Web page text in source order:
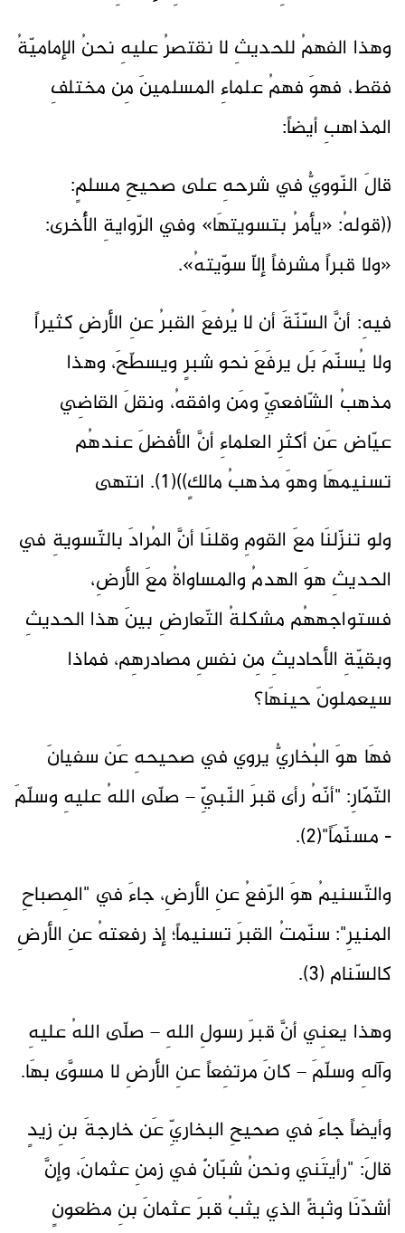
وهذا الفهمُ للحديثِ لا نقتصرُ عليهِ نحنُ الإماميّةُ
فقط، فهوَ فهمُ علماءِ المسلمينَ مِن مختلفِ
المذاهبِ أيضاً:
قالَ النّوويُّ في شرحهِ على صحيحِ مسلمٍ:
((قولهُ: «يأمرُ بتسويتهَا» وفي الرّوايةِ الأُخرى:
«ولا قبراً مشرفاً إلاّ سوّيتهُ».
فيهِ: أنَّ السّنّةَ أن لا يُرفعَ القبرُ عنِ الأرضِ كثيراً
ولا يُسنّمَ بَل يرفَعَ نحو شبرٍ ويسطّحَ، وهذا
مذهبُ الشّافعيِّ ومَن وافقهُ، ونقلَ القاضِي
عيّاض عَن أكثرِ العلماءِ أنَّ الأفضلَ عندهُم
تسنيمهَا وهوَ مذهبُ مالكٍ))(1). انتهى
ولو تنزّلنَا معَ القومِ وقلنَا أنَّ المُرادَ بالتّسويةِ في
الحديثِ هوَ الهدمُ والمساواةُ معَ الأرضِ،
فستواجههُم مشكلةُ التّعارضِ بينَ هذا الحديثِ
وبقيّةِ الأحاديثِ مِن نفسِ مصادرهِم، فماذا
سيعملونَ حينهَا؟
فهَا هوَ البُخاريُّ يروي في صحيحهِ عَن سفيانَ
التّمّارِ: "أنّهُ رأى قبرَ النّبيِّ – صلّى اللهُ عليهِ وسلّمَ
- مسنّمَاً"(2).
والتّسنيمُ هوَ الرّفعُ عنِ الأرضِ، جاءَ في "المِصباحِ
المنيرِ": سنّمتُ القبرَ تسنيماً؛ إذ رفعتهُ عنِ الأرضِ
كالسّنام (3).
وهذا يعنِي أنَّ قبرَ رسولِ اللهِ – صلّى اللهُ عليهِ
وآلهِ وسلّمَ – كانَ مرتفِعاً عنِ الأرضِ لا مسوَّى بهَا.
وأيضاً جاءَ في صحيحِ البخاريِّ عَن خارجةَ بنِ زيدٍ
قالَ: "رأيتَني ونحنُ شبّانٌ في زمنِ عثمانَ، وإنَّ
أشدّنَا وثبةً الذي يثبُ قبرَ عثمانَ بنِ مظعونٍ